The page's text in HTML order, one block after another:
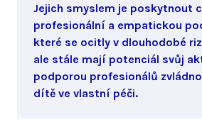
Jejich smyslem je poskytnout
profesionální a empatickou
které se ocitly v dlouhodobé
ale stále mají potenciál svůj
podporou profesionálů
dítě ve vlastní péči.